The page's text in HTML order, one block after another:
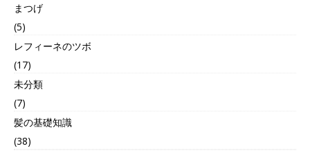
まつげ
(5)
レフィーネのツボ
(17)
未分類
(7)
髪の基礎知識
(38)